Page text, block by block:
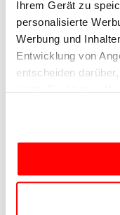
Ihrem Gerät zu
personalisierte
Werbung und
Entwicklung von
entscheiden
Trigger Symbol
Wenn Sie es
Anliegen